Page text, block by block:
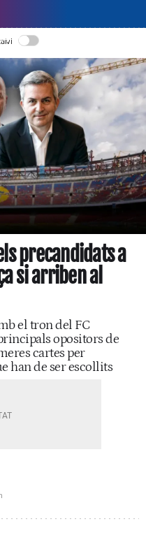
precandidats a
si arriben al
el tron del FC
opositors de
cartes per
han de ser escollits